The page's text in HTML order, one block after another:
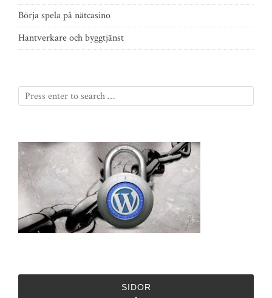
Börja spela på nätcasino
Hantverkare och byggtjänst
SIDOR